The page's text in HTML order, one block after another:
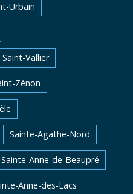
Urbain
Saint-Vallier
Zénon
Sainte-Agathe-Nord
Sainte-Anne-de-Beaupré
Anne-des-Lacs